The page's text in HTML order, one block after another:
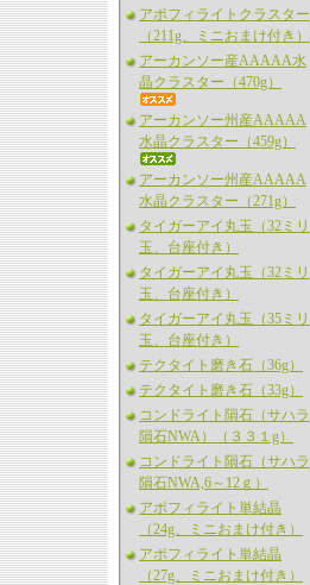
アポフィライトクラスター
（211g、ミニおまけ付き）
アーカンソー産AAAAA水
晶クラスター（470g）
アーカンソー州産AAAAA
水晶クラスター（459g）
アーカンソー州産AAAAA
水晶クラスター（271g）
タイガーアイ丸玉（32ミリ
玉、台座付き）
タイガーアイ丸玉（32ミリ
玉、台座付き）
タイガーアイ丸玉（35ミリ
玉、台座付き）
テクタイト磨き石（36g）
テクタイト磨き石（33g）
コンドライト隕石（サハラ
隕石NWA）（３３１g）
コンドライト隕石（サハラ
隕石NWA,6～12ｇ）
アポフィライト単結晶
（24g、ミニおまけ付き）
アポフィライト単結晶
（27g、ミニおまけ付き）